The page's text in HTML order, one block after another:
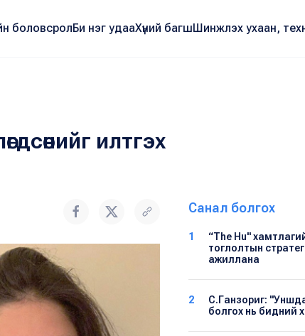
боловсролБи нэг удааХүний багшШинжлэх ухаан,
илтгэх
Санал болгох
1
“The Hu"
тоглолтын
ажиллана
2
С.Ганзориг:
болгох нь бидний